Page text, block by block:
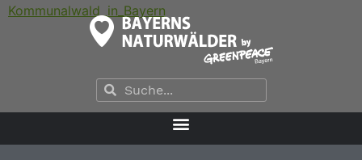
Kommunalwald_in_Bayern